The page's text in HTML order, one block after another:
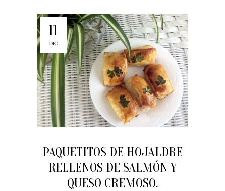
11
DIC
PAQUETITOS DE HOJALDRE
RELLENOS DE SALMÓN Y
QUESO CREMOSO.